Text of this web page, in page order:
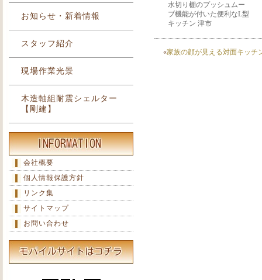
水切り棚のプッシュムー
ブ機能が付いた便利なL型
キッチン 津市
«家族の顔が見える対面キッチ
お知らせ・新着情報
スタッフ紹介
現場作業光景
木造軸組耐震シェルター
【剛建】
会社概要
個人情報保護方針
リンク集
サイトマップ
お問い合わせ